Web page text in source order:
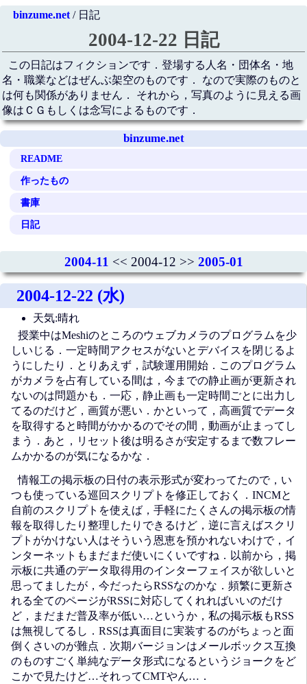
binzume.net/ 日記
2004-12-22 日記
この日記はフィクションです．登場する人名・団体名・地
名・職業などはぜんぶ架空のものです． なので実際のものと
は何も関係がありません． それから，写真のように見える画
像はＣＧもしくは念写によるものです．
binzume.net
README
作ったもの
書庫
日記
2004-11 << 2004-12 >> 2005-01
2004-12-22 (水)
天気:晴れ
授業中はMeshiのところのウェブカメラのプログラムを少
しいじる．一定時間アクセスがないとデバイスを閉じるよ
うにしたり．とりあえず，試験運用開始．このプログラム
がカメラを占有している間は，今までの静止画が更新され
ないのは問題かも．一応，静止画も一定時間ごとに出力し
てるのだけど，画質が悪い．かといって，高画質でデータ
を取得すると時間がかかるのでその間，動画が止まってし
まう．あと，リセット後は明るさが安定するまで数フレー
ムかかるのが気になるかな．
情報工の掲示板の日付の表示形式が変わってたので，い
つも使っている巡回スクリプトを修正しておく．INCMと
自前のスクリプトを使えば，手軽にたくさんの掲示板の情
報を取得したり整理したりできるけど，逆に言えばスクリ
プトがかけない人はそういう恩恵を預かれないわけで，イ
ンターネットもまだまだ使いにくいですね．以前から，掲
示板に共通のデータ取得用のインターフェイスが欲しいと
思ってましたが，今だったらRSSなのかな．頻繁に更新さ
れる全てのページがRSSに対応してくれればいいのだけ
ど，まだまだ普及率が低い…というか，私の掲示板もRSS
は無視してるし．RSSは真面目に実装するのがちょっと面
倒くさいのが難点．次期バージョンはメールボックス互換
のものすごく単純なデータ形式になるというジョークをど
こかで見たけど…それってCMTやん…．